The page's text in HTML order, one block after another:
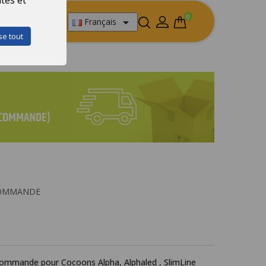
tout
0
Français 
pour Cocoons Alpha, Alphaled , SlimLine